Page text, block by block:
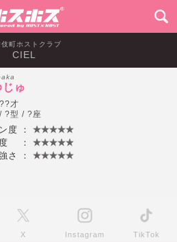
伎町ホストクラブ
CIEL
じゅ
才
?型 / ?座
度
：
：
さ
：
X Instagram TikTok